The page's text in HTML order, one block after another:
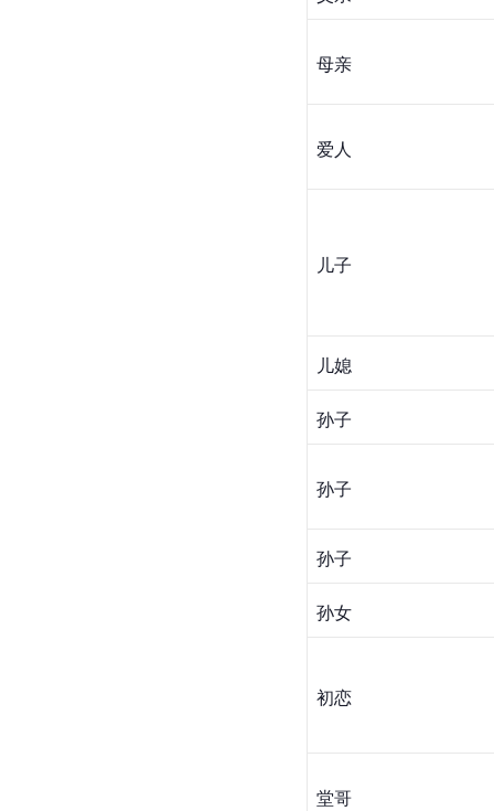
母亲
爱人
儿子
儿媳
孙子
孙子
孙子
孙女
初恋
堂哥